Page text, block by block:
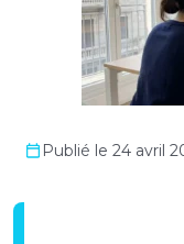
Publié le 24 avril